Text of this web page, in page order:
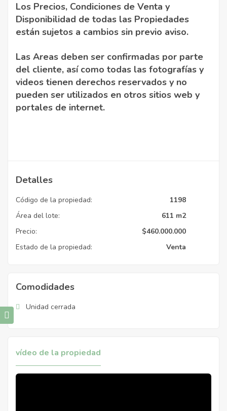
Los Precios, Condiciones de Venta y
Disponibilidad de todas las Propiedades
están sujetos a cambios sin previo aviso.
Las Areas deben ser confirmadas por parte
del cliente, así como todas las fotografías y
videos tienen derechos reservados y no
pueden ser utilizados en otros sitios web y
portales de internet.
Detalles
Código de la propiedad:
1198
Área del lote:
611 m2
Precio:
$460.000.000
Estado de la propiedad:
Venta
Comodidades
Unidad cerrada
vídeo de la propiedad